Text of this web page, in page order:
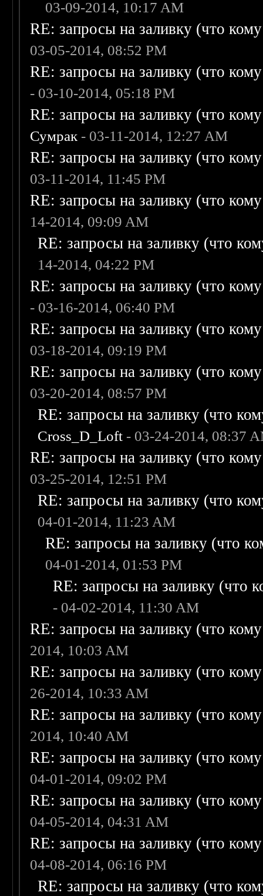
03-09-2014, 10:17 AM
RE: запросы на заливку (что
03-05-2014, 08:52 PM
RE: запросы на заливку (что
- 03-10-2014, 05:18 PM
RE: запросы на заливку (что
Сумрак - 03-11-2014, 12:27 AM
RE: запросы на заливку (что
03-11-2014, 11:45 PM
RE: запросы на заливку (что
14-2014, 09:09 AM
RE: запросы на заливку (что
14-2014, 04:22 PM
RE: запросы на заливку (что
- 03-16-2014, 06:40 PM
RE: запросы на заливку (что
03-18-2014, 09:19 PM
RE: запросы на заливку (что
03-20-2014, 08:57 PM
RE: запросы на заливку (что
Cross_D_Loft - 03-24-2014, 08:37
RE: запросы на заливку (что
03-25-2014, 12:51 PM
RE: запросы на заливку (что
04-01-2014, 11:23 AM
RE: запросы на заливку (что
04-01-2014, 01:53 PM
RE: запросы на заливку (что
- 04-02-2014, 11:30 AM
RE: запросы на заливку (что
2014, 10:03 AM
RE: запросы на заливку (что
26-2014, 10:33 AM
RE: запросы на заливку (что
2014, 10:40 AM
RE: запросы на заливку (что
04-01-2014, 09:02 PM
RE: запросы на заливку (что
04-05-2014, 04:31 AM
RE: запросы на заливку (что
04-08-2014, 06:16 PM
RE: запросы на заливку (что